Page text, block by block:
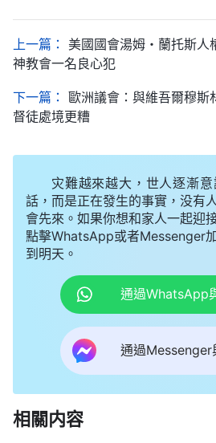
上一篇： 美國國會湯姆・蘭托斯人
神教會一名良心犯
下一篇： 歐洲議會：與維吾爾穆斯
督徒處境更糟
灾難越來越大，世人逐漸
話，而是正在發生的事實，没有
會先來。如果你想和家人一起迎
點擊WhatsApp或者Messenger
到明天。
通過WhatsApp
通過Messenger
相關内容